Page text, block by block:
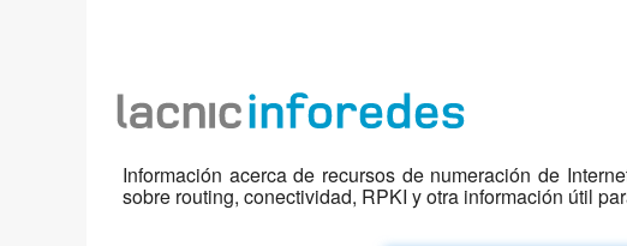
Información acerca de recursos de numeración de
sobre routing, conectividad, RPKI y otra información útil